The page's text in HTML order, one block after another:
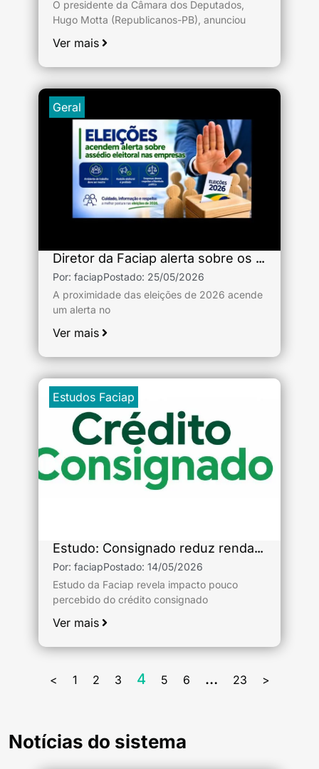
O presidente da Câmara dos Deputados,
Hugo Motta (Republicanos-PB), anunciou
Ver mais
Geral
Diretor da Faciap alerta sobre os riscos do assédio eleitoral nas empresas
Por: faciapPostado: 25/05/2026
A proximidade das eleições de 2026 acende
um alerta no
Ver mais
Estudos Faciap
Estudo: Consignado reduz renda antes do consumo e pressiona economia local
Por: faciapPostado: 14/05/2026
Estudo da Faciap revela impacto pouco
percebido do crédito consignado
Ver mais
< 1 2 3 4 5 6 … 23 >
Notícias do sistema